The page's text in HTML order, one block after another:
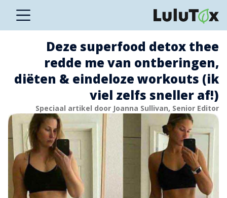
Deze superfood detox thee
redde me van ontberingen,
diëten & eindeloze workouts (ik
viel zelfs sneller af!)
Speciaal artikel door Joanna Sullivan, Senior Editor